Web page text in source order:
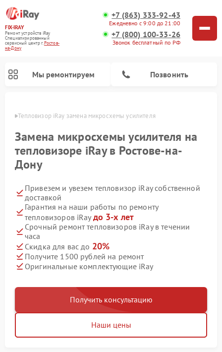
FIX-IRAY
Ремонт устройств iRay
Специализированный
cервисный центр г.Ростов-
на-Дону
+7 (863) 333-92-43
Ежедневно с 9:00 до 21:00
+7 (800) 100-33-26
Звонок бесплатный по РФ
Мы ремонтируем Позвонить
Дону Тепловизор iRay замена микросхемы усилителя
Замена микросхемы усилителя на
тепловизоре iRay в Ростове-на-
Дону
Привезем и увезем тепловизор iRay собственной
доставкой
Гарантия на наши работы по ремонту
тепловизоров iRay до 3-х лет
Срочный ремонт тепловизоров iRay в течении
часа
Скидка для вас до 20%
Получите 1500 рублей на ремонт
Оригинальные комплектующие iRay
Получить консультацию
Наши цены